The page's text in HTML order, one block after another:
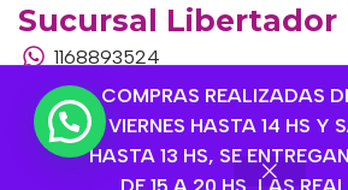
COMPRAS REALIZADAS
VIERNES HASTA 14 HS Y
HASTA 13 HS, SE
Sucursal Libertador
1168893524
Av. del Libertador 1915, Vte.
Buenos Aires
Lunes a Viernes de 9hs a 13hs /